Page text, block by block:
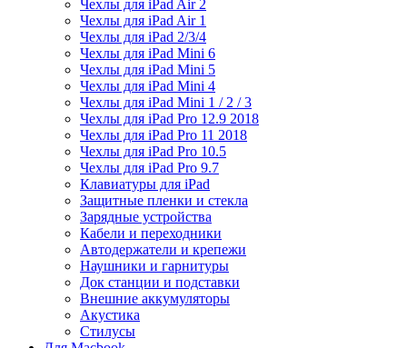
Чехлы для iPad Air 2
Чехлы для iPad Air 1
Чехлы для iPad 2/3/4
Чехлы для iPad Mini 6
Чехлы для iPad Mini 5
Чехлы для iPad Mini 4
Чехлы для iPad Mini 1 / 2 / 3
Чехлы для iPad Pro 12.9 2018
Чехлы для iPad Pro 11 2018
Чехлы для iPad Pro 10.5
Чехлы для iPad Pro 9.7
Клавиатуры для iPad
Защитные пленки и стекла
Зарядные устройства
Кабели и переходники
Автодержатели и крепежи
Наушники и гарнитуры
Док станции и подставки
Внешние аккумуляторы
Акустика
Стилусы